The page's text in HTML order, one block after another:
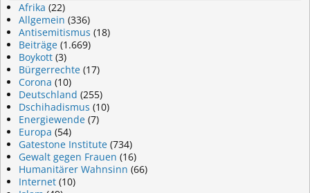
Afrika (22)
Allgemein (336)
Antisemitismus (18)
Beiträge (1.669)
Boykott (3)
Bürgerrechte (17)
Corona (10)
Deutschland (255)
Dschihadismus (10)
Energiewende (7)
Europa (54)
Gatestone Institute (734)
Gewalt gegen Frauen (16)
Humanitärer Wahnsinn (66)
Internet (10)